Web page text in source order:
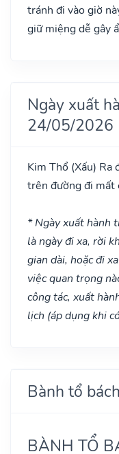
tránh đi vào giờ
giữ miệng dễ gây
Ngày xuất
24/05/2026
Kim Thổ (Xấu) Ra
trên đường đi mất
* Ngày xuất hành
là ngày đi xa, rời
gian dài, hoặc đi
việc quan trọng
công tác, xuất
lịch (áp dụng khi
Bành tổ
BÀNH TỔ